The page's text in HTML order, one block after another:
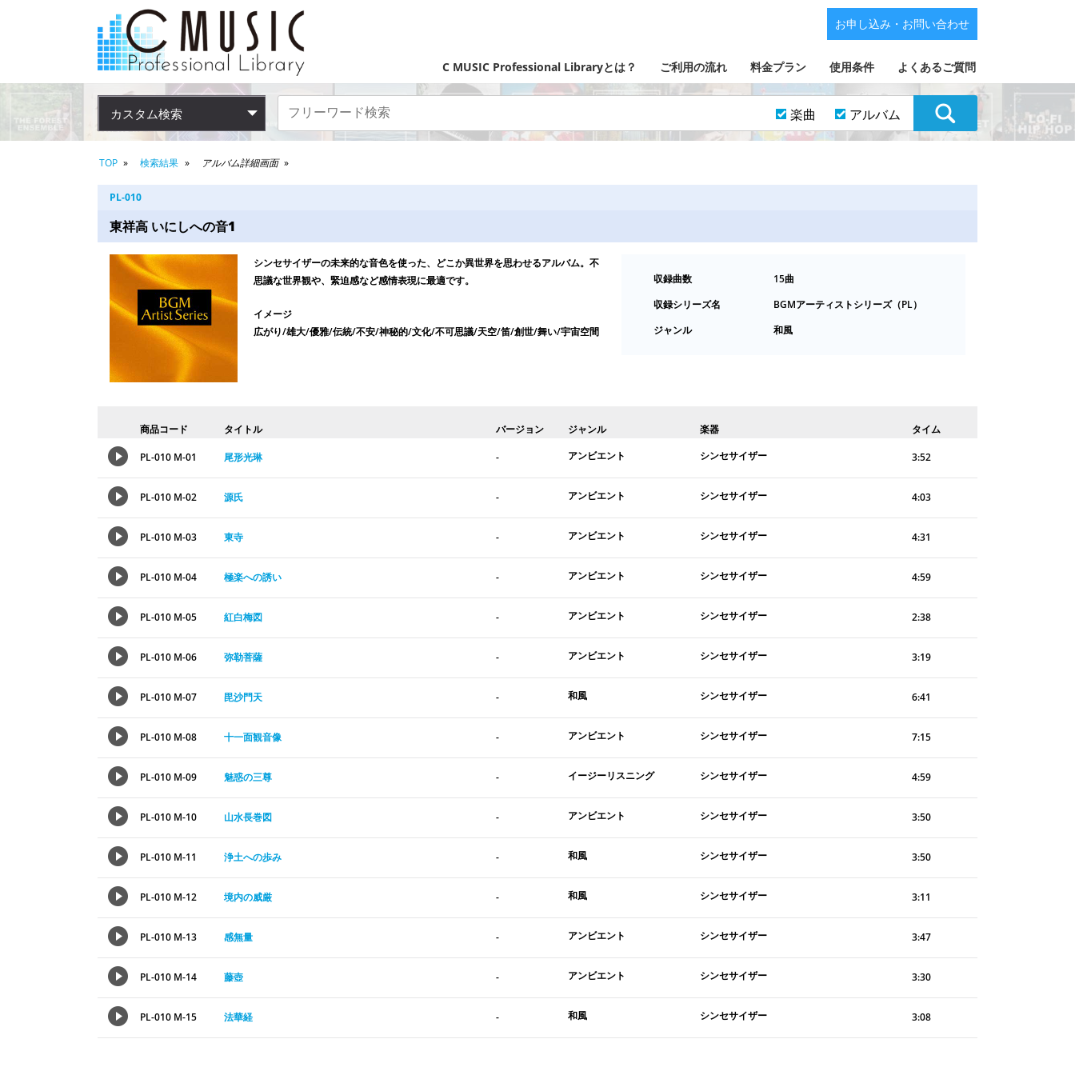
C MUSIC Professional Libraryとは？ ご利用の流れ 料金プラン 使用条件 よくあるご質問
お申し込み・お問い合わせ
カスタム検索 楽曲 アルバム
TOP 検索結果 アルバム詳細画面
PL-010
東祥高 いにしへの音1
シンセサイザーの未来的な音色を使った、どこか異世界を思わせるアルバム。不
思議な世界観や、緊迫感など感情表現に最適です。
イメージ
広がり/雄大/優雅/伝統/不安/神秘的/文化/不可思議/天空/笛/創世/舞い/宇宙空間
収録曲数
15曲
収録シリーズ名
BGMアーティストシリーズ（PL）
ジャンル
和風
商品コード タイトル バージョン ジャンル 楽器 タイム
PL-010 M-01 尾形光琳 - アンビエント シンセサイザー 3:52
PL-010 M-02 源氏 - アンビエント シンセサイザー 4:03
PL-010 M-03 東寺 - アンビエント シンセサイザー 4:31
PL-010 M-04 極楽への誘い - アンビエント シンセサイザー 4:59
PL-010 M-05 紅白梅図 - アンビエント シンセサイザー 2:38
PL-010 M-06 弥勒菩薩 - アンビエント シンセサイザー 3:19
PL-010 M-07 毘沙門天 - 和風 シンセサイザー 6:41
PL-010 M-08 十一面観音像 - アンビエント シンセサイザー 7:15
PL-010 M-09 魅惑の三尊 - イージーリスニング シンセサイザー 4:59
PL-010 M-10 山水長巻図 - アンビエント シンセサイザー 3:50
PL-010 M-11 浄土への歩み - 和風 シンセサイザー 3:50
PL-010 M-12 境内の威厳 - 和風 シンセサイザー 3:11
PL-010 M-13 感無量 - アンビエント シンセサイザー 3:47
PL-010 M-14 藤壺 - アンビエント シンセサイザー 3:30
PL-010 M-15 法華経 - 和風 シンセサイザー 3:08